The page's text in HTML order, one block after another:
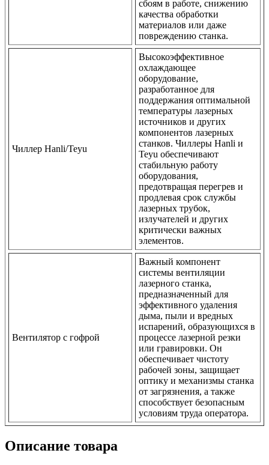
сбоям в работе, снижению
качества обработки
материалов или даже
повреждению станка.
Чиллер Hanli/Teyu
Высокоэффективное
охлаждающее
оборудование,
разработанное для
поддержания оптимальной
температуры лазерных
источников и других
компонентов лазерных
станков. Чиллеры Hanli и
Teyu обеспечивают
стабильную работу
оборудования,
предотвращая перегрев и
продлевая срок службы
лазерных трубок,
излучателей и других
критически важных
элементов.
Вентилятор с гофрой
Важный компонент
системы вентиляции
лазерного станка,
предназначенный для
эффективного удаления
дыма, пыли и вредных
испарений, образующихся в
процессе лазерной резки
или гравировки. Он
обеспечивает чистоту
рабочей зоны, защищает
оптику и механизмы станка
от загрязнения, а также
способствует безопасным
условиям труда оператора.
Описание товара